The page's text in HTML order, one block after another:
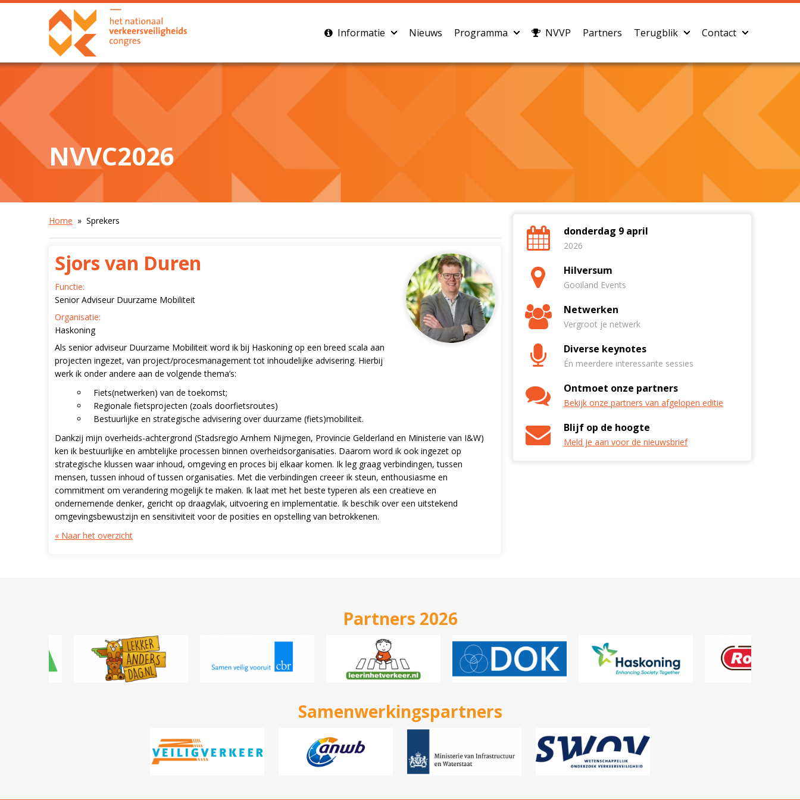
Informatie Nieuws Programma NVVP Partners Terugblik Contact
NVVC2026
Home » Sprekers
Sjors van Duren
Functie:
Senior Adviseur Duurzame Mobiliteit
Organisatie:
Haskoning
Als senior adviseur Duurzame Mobiliteit word ik bij Haskoning op een breed scala aan
projecten ingezet, van project/procesmanagement tot inhoudelijke advisering. Hierbij
werk ik onder andere aan de volgende thema’s:
Fiets(netwerken) van de toekomst;
Regionale fietsprojecten (zoals doorfietsroutes)
Bestuurlijke en strategische advisering over duurzame (fiets)mobiliteit.
Dankzij mijn overheids-achtergrond (Stadsregio Arnhem Nijmegen, Provincie Gelderland en Ministerie van I&W)
ken ik bestuurlijke en ambtelijke processen binnen overheidsorganisaties. Daarom word ik ook ingezet op
strategische klussen waar inhoud, omgeving en proces bij elkaar komen. Ik leg graag verbindingen, tussen
mensen, tussen inhoud of tussen organisaties. Met die verbindingen creeer ik steun, enthousiasme en
commitment om verandering mogelijk te maken. Ik laat met het beste typeren als een creatieve en
ondernemende denker, gericht op draagvlak, uitvoering en implementatie. Ik beschik over een uitstekend
omgevingsbewustzijn en sensitiviteit voor de posities en opstelling van betrokkenen.
« Naar het overzicht
donderdag 9 april
2026
Hilversum
Gooiland Events
Netwerken
Vergroot je netwerk
Diverse keynotes
Én meerdere interessante sessies
Ontmoet onze partners
Bekijk onze partners van afgelopen editie
Blijf op de hoogte
Meld je aan voor de nieuwsbrief
Partners 2026
Samenwerkingspartners